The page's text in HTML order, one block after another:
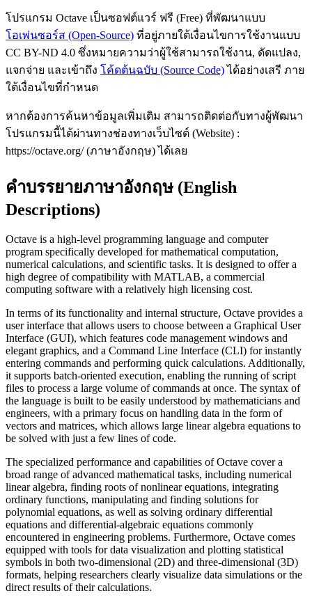
โปรแกรม Octave เป็นซอฟต์แวร์ ฟรี (Free) ที่พัฒนาแบบ
โอเพ่นซอร์ส (Open-Source) ที่อยู่ภายใต้เงื่อนไขการใช้งานแบบ
CC BY-ND 4.0 ซึ่งหมายความว่าผู้ใช้สามารถใช้งาน, ดัดแปลง,
แจกจ่าย และเข้าถึง โค้ดต้นฉบับ (Source Code)ได้อย่างเสรี ภาย
ใต้เงื่อนไขที่กำหนด
หากต้องการค้นหาข้อมูลเพิ่มเติม สามารถติดต่อกับทางผู้พัฒนา
โปรแกรมนี้ได้ผ่านทางช่องทางเว็บไซต์ (Website) :
https://octave.org/ (ภาษาอังกฤษ) ได้เลย
คำบรรยายภาษาอังกฤษ (English
Descriptions)
Octave is a high-level programming language and computer
program specifically developed for mathematical computation,
numerical calculations, and scientific tasks. It is designed to offer a
high degree of compatibility with MATLAB, a commercial
computing software with a relatively high licensing cost.
In terms of its functionality and internal structure, Octave provides a
user interface that allows users to choose between a Graphical User
Interface (GUI), which features code management windows and
elegant graphics, and a Command Line Interface (CLI) for instantly
entering commands and performing quick calculations. Additionally,
it supports batch-oriented execution, enabling the running of script
files to process a large volume of commands at once. The syntax of
the language is built to be easily understood by mathematicians and
engineers, with a primary focus on handling data in the form of
vectors and matrices, which allows large linear algebra equations to
be solved with just a few lines of code.
The specialized performance and capabilities of Octave cover a
broad range of advanced mathematical tasks, including numerical
linear algebra, finding roots of nonlinear equations, integrating
ordinary functions, manipulating and finding solutions for
polynomial equations, as well as solving ordinary differential
equations and differential-algebraic equations commonly
encountered in engineering problems. Furthermore, Octave comes
equipped with tools for data visualization and plotting statistical
symbols in both two-dimensional (2D) and three-dimensional (3D)
formats, helping researchers clearly visualize data simulations or the
direct results of their calculations.